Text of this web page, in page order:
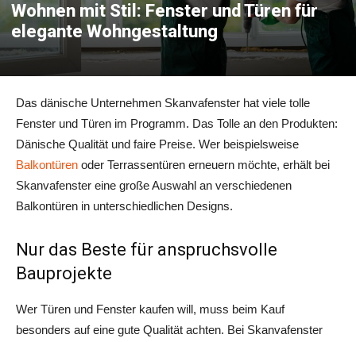
Wohnen mit Stil: Fenster und Türen für
elegante Wohngestaltung
Das dänische Unternehmen Skanvafenster hat viele tolle
Fenster und Türen im Programm. Das Tolle an den Produkten:
Dänische Qualität und faire Preise. Wer beispielsweise
Balkontüren oder Terrassentüren erneuern möchte, erhält bei
Skanvafenster eine große Auswahl an verschiedenen
Balkontüren in unterschiedlichen Designs.
Nur das Beste für anspruchsvolle
Bauprojekte
Wer Türen und Fenster kaufen will, muss beim Kauf
besonders auf eine gute Qualität achten. Bei Skanvafenster